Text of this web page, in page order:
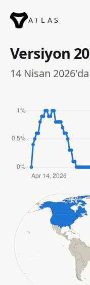
ATLAS
Versiyon
14 Nisan 2026'da